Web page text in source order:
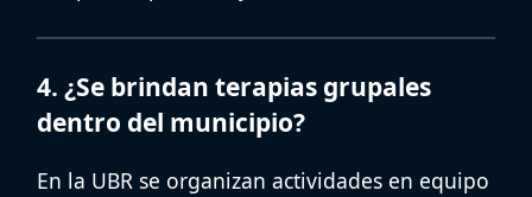
4. ¿Se brindan terapias grupales
dentro del municipio?
En la UBR se organizan actividades en equipo